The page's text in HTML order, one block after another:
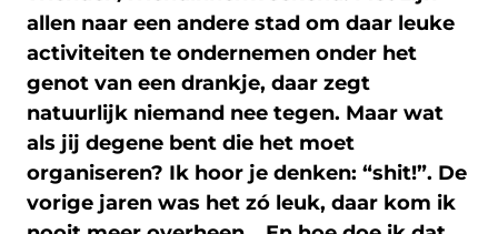
allen naar een andere stad om daar leuke
activiteiten te ondernemen onder het
genot van een drankje, daar zegt
natuurlijk niemand nee tegen. Maar wat
als jij degene bent die het moet
organiseren? Ik hoor je denken: “shit!”. De
vorige jaren was het zó leuk, daar kom ik